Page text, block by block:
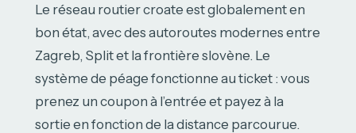
Le réseau routier croate est globalement en
bon état, avec des autoroutes modernes entre
Zagreb, Split et la frontière slovène. Le
système de péage fonctionne au ticket : vous
prenez un coupon à l’entrée et payez à la
sortie en fonction de la distance parcourue.